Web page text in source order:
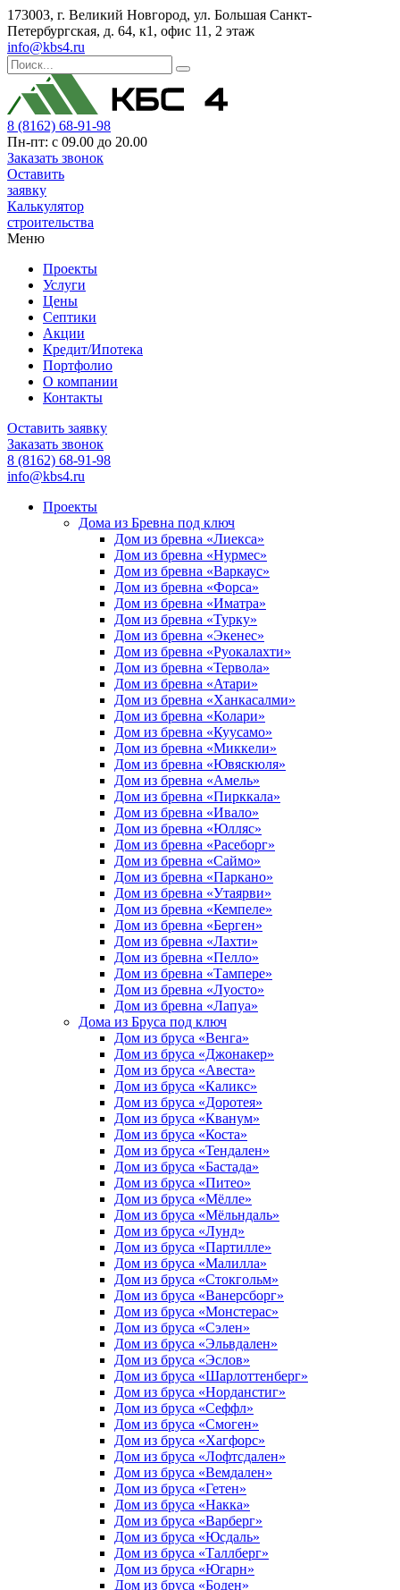
173003, г. Великий Новгород, ул. Большая Санкт-
Петербургская, д. 64, к1, офис 11, 2 этаж
info@kbs4.ru
8 (8162) 68-91-98
Пн-пт: с 09.00 до 20.00
Заказать звонок
Оставить
заявку
Калькулятор
строительства
Меню
Проекты
Услуги
Цены
Септики
Акции
Кредит/Ипотека
Портфолио
О компании
Контакты
Оставить заявку
Заказать звонок
8 (8162) 68-91-98
info@kbs4.ru
Проекты
Дома из Бревна под ключ
Дом из бревна «Лиекса»
Дом из бревна «Нурмес»
Дом из бревна «Варкаус»
Дом из бревна «Форса»
Дом из бревна «Иматра»
Дом из бревна «Турку»
Дом из бревна «Экенес»
Дом из бревна «Руокалахти»
Дом из бревна «Тервола»
Дом из бревна «Атари»
Дом из бревна «Ханкасалми»
Дом из бревна «Колари»
Дом из бревна «Куусамо»
Дом из бревна «Миккели»
Дом из бревна «Ювяскюля»
Дом из бревна «Амель»
Дом из бревна «Пирккала»
Дом из бревна «Ивало»
Дом из бревна «Юлляс»
Дом из бревна «Расеборг»
Дом из бревна «Саймо»
Дом из бревна «Паркано»
Дом из бревна «Утаярви»
Дом из бревна «Кемпеле»
Дом из бревна «Берген»
Дом из бревна «Лахти»
Дом из бревна «Пелло»
Дом из бревна «Тампере»
Дом из бревна «Луосто»
Дом из бревна «Лапуа»
Дома из Бруса под ключ
Дом из бруса «Венга»
Дом из бруса «Джонакер»
Дом из бруса «Авеста»
Дом из бруса «Каликс»
Дом из бруса «Доротея»
Дом из бруса «Кванум»
Дом из бруса «Коста»
Дом из бруса «Тендален»
Дом из бруса «Бастада»
Дом из бруса «Питео»
Дом из бруса «Мёлле»
Дом из бруса «Мёльндаль»
Дом из бруса «Лунд»
Дом из бруса «Партилле»
Дом из бруса «Малилла»
Дом из бруса «Стокгольм»
Дом из бруса «Ванерсборг»
Дом из бруса «Монстерас»
Дом из бруса «Сэлен»
Дом из бруса «Эльвдален»
Дом из бруса «Эслов»
Дом из бруса «Шарлоттенберг»
Дом из бруса «Норданстиг»
Дом из бруса «Сеффл»
Дом из бруса «Смоген»
Дом из бруса «Хагфорс»
Дом из бруса «Лофтсдален»
Дом из бруса «Вемдален»
Дом из бруса «Гетен»
Дом из бруса «Накка»
Дом из бруса «Варберг»
Дом из бруса «Юсдаль»
Дом из бруса «Таллберг»
Дом из бруса «Югарн»
Дом из бруса «Боден»